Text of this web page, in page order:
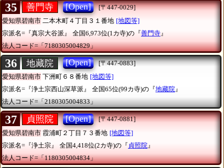
35 善門寺 [Open]
[〒447-0029]
愛知県碧南市 二本木町４丁目３１番地 [地図等]
宗派名=『真宗大谷派』
全国6,973位(1カ寺)の『善門寺 』
法人コード=「7180305004829」
36 地藏院 [Open]
[〒447-0883]
愛知県碧南市 下洲町６８番地 [地図等]
宗派名=『浄土宗西山深草派』
全国65位(99カ寺)の『地藏院』
法人コード=「2180305004833」
37 貞照院 [Open]
[〒447-0881]
愛知県碧南市 霞浦町２丁目７３番地 [地図等]
宗派名=『浄土宗』
全国4,418位(2カ寺)の『 貞照院 』
法人コード=「1180305004834」